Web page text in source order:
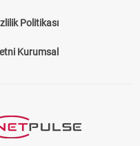
Politikası
Kurumsal